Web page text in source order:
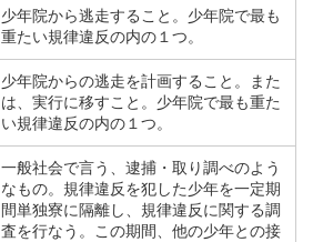
少年院から逃走すること。少年院で最も
重たい規律違反の内の１つ。
少年院からの逃走を計画すること。また
は、実行に移すこと。少年院で最も重た
い規律違反の内の１つ。
一般社会で言う、逮捕・取り調べのよう
なもの。規律違反を犯した少年を一定期
間単独寮に隔離し、規律違反に関する調
査を行なう。この期間、他の少年との接